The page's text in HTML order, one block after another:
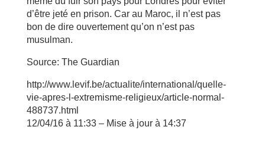
d’être jeté en prison. Car au Maroc, il n’est pas
bon de dire ouvertement qu’on n’est pas
musulman.
Source: The Guardian
http://www.levif.be/actualite/international/quelle-
vie-apres-l-extremisme-religieux/article-normal-
488737.html
12/04/16 à 11:33 – Mise à jour à 14:37